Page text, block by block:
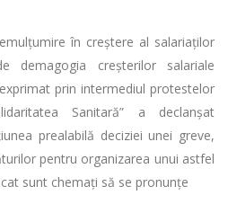
în creștere al salariaților
demagogia creșterilor salariale
prin intermediul protestelor
Sanitară” a declanșat
prealabilă deciziei unei greve,
pentru organizarea unui astfel
sunt chemați să se pronunțe